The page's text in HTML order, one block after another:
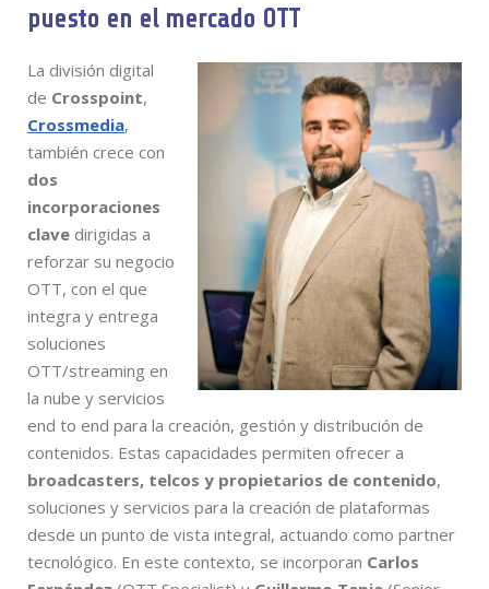
puesto en el mercado OTT
La división digital
de Crosspoint,
Crossmedia,
también crece con
dos
incorporaciones
clave dirigidas a
reforzar su negocio
OTT, con el que
integra y entrega
soluciones
OTT/streaming en
la nube y servicios
end to end para la creación, gestión y distribución de
contenidos. Estas capacidades permiten ofrecer a
broadcasters, telcos y propietarios de contenido,
soluciones y servicios para la creación de plataformas
desde un punto de vista integral, actuando como partner
tecnológico. En este contexto, se incorporan Carlos